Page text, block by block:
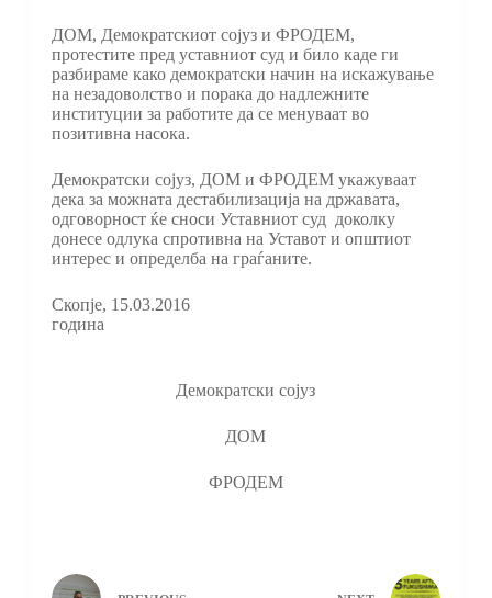
ДОМ, Демократскиот сојуз и ФРОДЕМ,
протестите пред уставниот суд и било каде ги
разбираме како демократски начин на искажување
на незадоволство и порака до надлежните
институции за работите да се менуваат во
позитивна насока.
Демократски сојуз, ДОМ и ФРОДЕМ укажуваат
дека за можната дестабилизација на државата,
одговорност ќе сноси Уставниот суд доколку
донесе одлука спротивна на Уставот и општиот
интерес и определба на граѓаните.
Скопје, 15.03.2016
година
Демократски сојуз
ДОМ
ФРОДЕМ